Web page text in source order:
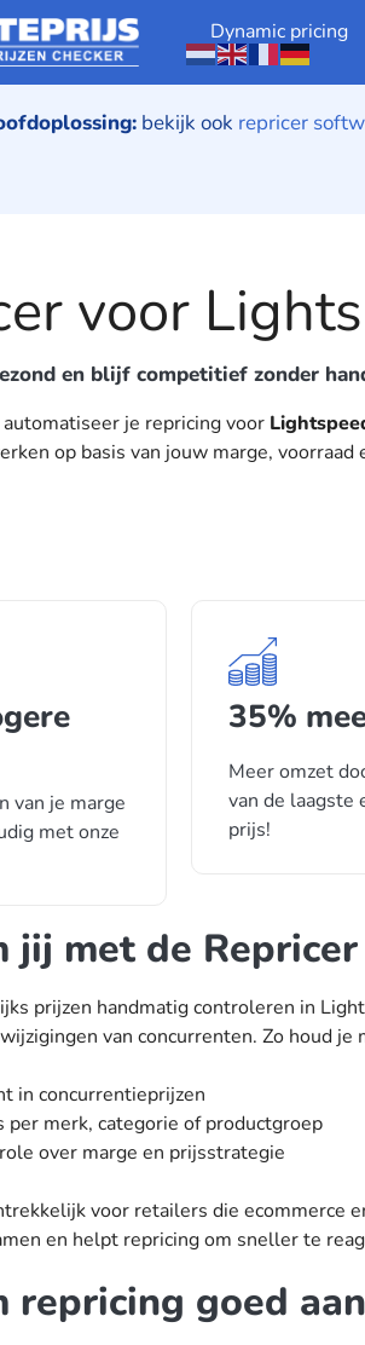
Dynamic pricing
pricing voor
bekijk ook repricer
voor
en blijf competitief zonder
je repricing voor
op basis van jouw marge, voorraad
van je marge
met onze
35%
Meer omzet
van de laagste
prijs!
jij met de
prijzen handmatig controleren in
van concurrenten. Zo houd
in concurrentieprijzen
per merk, categorie of productgroep
over marge en prijsstrategie
voor retailers die ecommerce
en helpt repricing om sneller te
repricing goed